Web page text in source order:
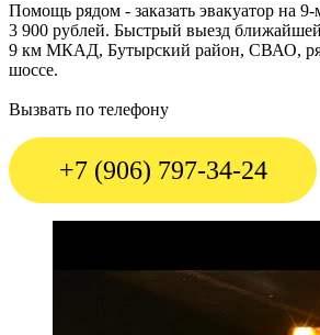
Помощь рядом - заказать эвакуатор на
3 900 рублей. Быстрый выезд
9 км МКАД, Бутырский район, СВАО,
шоссе.
Вызвать по телефону
+7 (906) 797-34-24